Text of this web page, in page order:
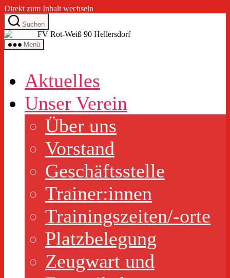
Direkt zum Inhalt wechseln
Suchen
FV Rot-Weiß 90 Hellersdorf
Menü
Aktuelles
Unser Verein
Über uns
Vorstand
Geschäftsstelle
Trainer:innen
Trainingszeiten/-orte
Platzbelegung
Zeugwart und